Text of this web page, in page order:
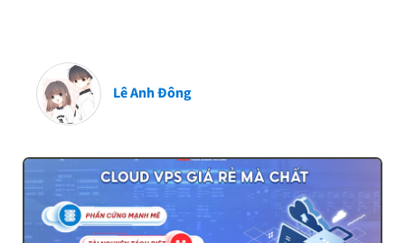
Lê Anh Đông